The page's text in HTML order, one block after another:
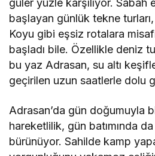
güler yüzle karşılıyor. Sabah
başlayan günlük tekne
Koyu gibi eşsiz rotalara
başladı bile. Özellikle deniz
bu yaz Adrasan, su altı
geçirilen uzun saatlerle dolu
Adrasan’da gün doğumuyla
hareketlilik, gün batımında
bürünüyor. Sahilde kamp